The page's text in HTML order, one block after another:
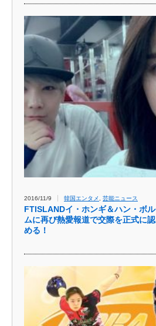
2016/11/9 韓国エンタメ 芸能ニュース
FTISLANDイ・ホンギ＆ハン・ボル
ムに再び熱愛報道で交際を正式に認
める！